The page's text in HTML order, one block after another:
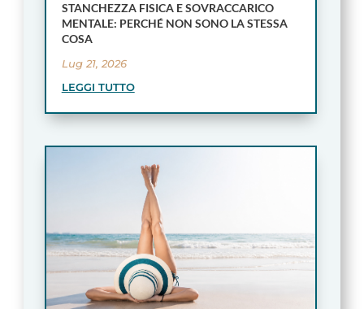
STANCHEZZA FISICA E SOVRACCARICO
MENTALE: PERCHÉ NON SONO LA STESSA
COSA
Lug 21, 2026
LEGGI TUTTO